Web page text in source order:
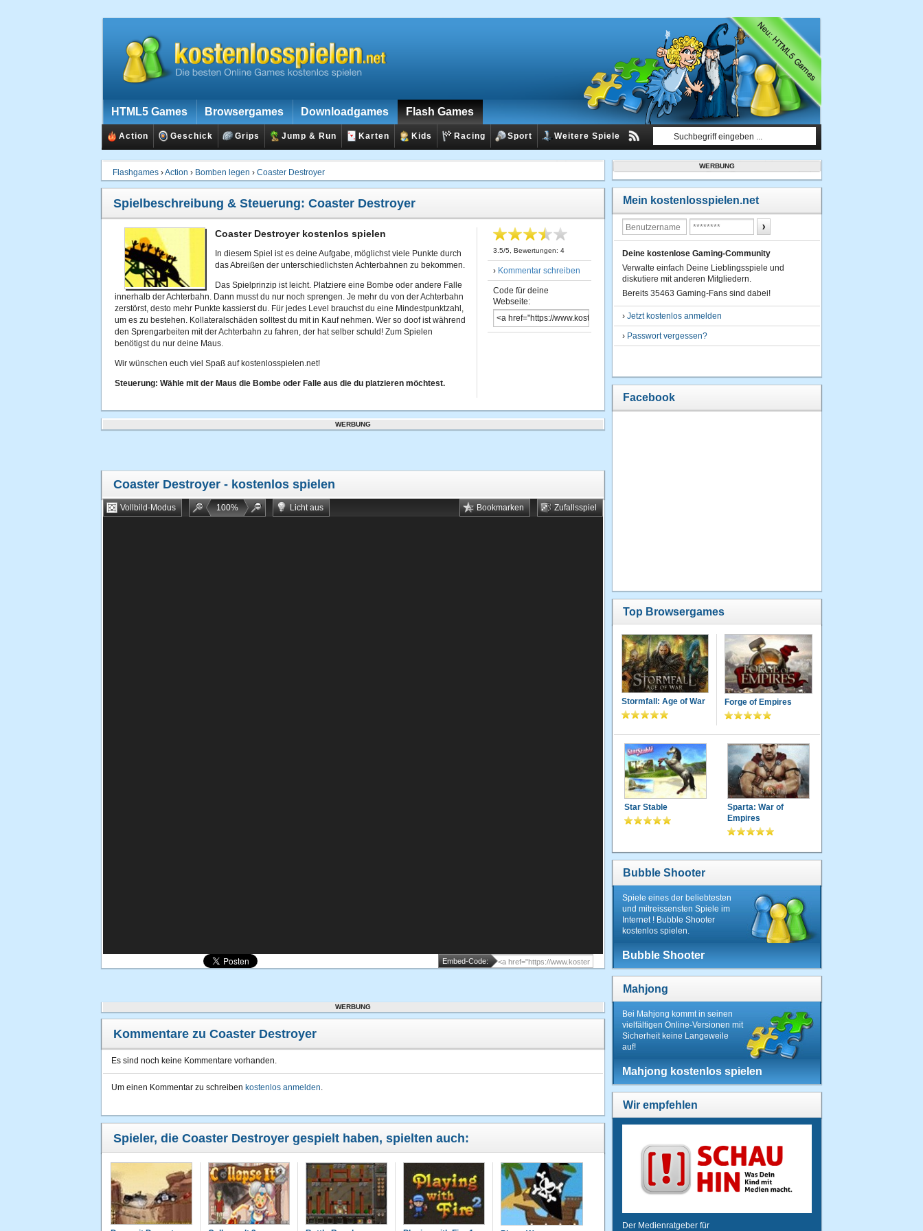
HTML5 Games Browsergames Downloadgames Flash Games
Action Geschick Grips Jump & Run Karten Kids Racing Sport Weitere Spiele
Flashgames ›Action › Bomben legen › Coaster Destroyer
Spielbeschreibung & Steuerung: Coaster Destroyer
Coaster Destroyer kostenlos spielen
In diesem Spiel ist es deine Aufgabe, möglichst viele Punkte durch
das Abreißen der unterschiedlichsten Achterbahnen zu bekommen.
Das Spielprinzip ist leicht. Platziere eine Bombe oder andere Falle
innerhalb der Achterbahn. Dann musst du nur noch sprengen. Je mehr du von der Achterbahn
zerstörst, desto mehr Punkte kassierst du. Für jedes Level brauchst du eine Mindestpunktzahl,
um es zu bestehen. Kollateralschäden solltest du mit in Kauf nehmen. Wer so doof ist während
den Sprengarbeiten mit der Achterbahn zu fahren, der hat selber schuld! Zum Spielen
benötigst du nur deine Maus.
Wir wünschen euch viel Spaß auf kostenlosspielen.net!
Steuerung: Wähle mit der Maus die Bombe oder Falle aus die du platzieren möchtest.
3.5/5 , Bewertungen: 4
› Kommentar schreiben
Code für deine
Webseite:
WERBUNG
Coaster Destroyer - kostenlos spielen
Vollbild-Modus 100% Licht aus Zufallsspiel
Bookmarken
Embed-Code:
WERBUNG
Kommentare zu Coaster Destroyer
Es sind noch keine Kommentare vorhanden.
Um einen Kommentar zu schreiben kostenlos anmelden.
Spieler, die Coaster Destroyer gespielt haben, spielten auch:
WERBUNG
Mein kostenlosspielen.net
Deine kostenlose Gaming-Community
Verwalte einfach Deine Lieblingsspiele und
diskutiere mit anderen Mitgliedern.
Bereits 35463 Gaming-Fans sind dabei!
› Jetzt kostenlos anmelden
› Passwort vergessen?
Facebook
Top Browsergames
Stormfall: Age of War Forge of Empires
Star Stable
Sparta: War of
Empires
Bubble Shooter
Spiele eines der beliebtesten
und mitreissensten Spiele im
Internet ! Bubble Shooter
kostenlos spielen.
Bubble Shooter
Mahjong
Bei Mahjong kommt in seinen
vielfältigen Online-Versionen mit
Sicherheit keine Langeweile
auf!
Mahjong kostenlos spielen
Wir empfehlen
Der Medienratgeber für